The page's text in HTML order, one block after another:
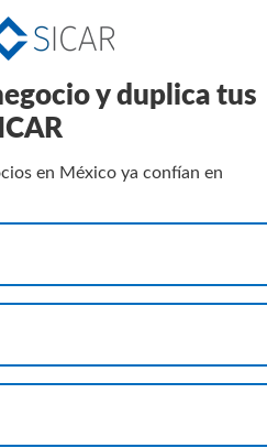
y duplica tus
en México ya confían en